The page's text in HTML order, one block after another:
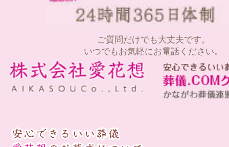
ご質問だけでも大丈夫です。
いつでもお気軽にお電話ください。